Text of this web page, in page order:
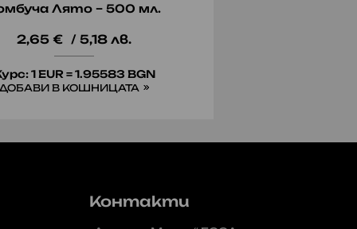
Лято – 500 мл.
2,65 € / 5,18 лв.
1 EUR = 1.95583 BGN
В КОШНИЦАТА
Контакти